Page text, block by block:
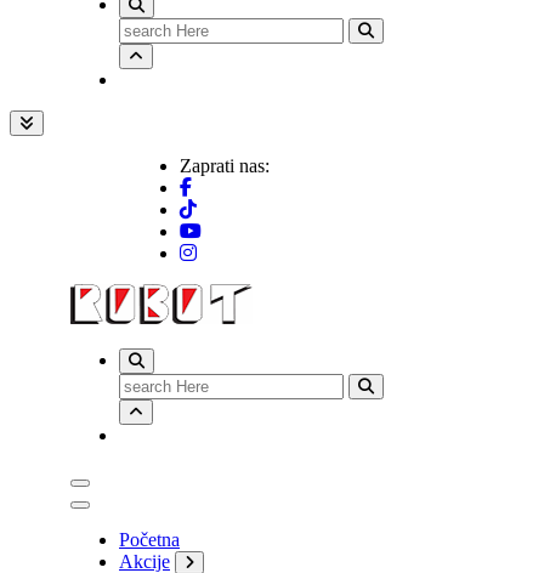
Search
for:
Zaprati nas:
Search
for:
Početna
Akcije